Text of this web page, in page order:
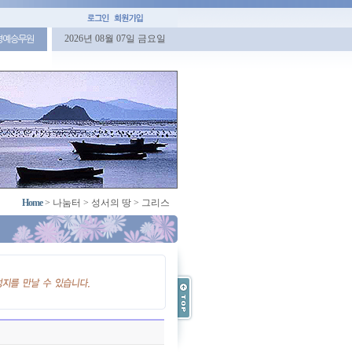
예승무원 2026년 08월 07일 금요일
Home> 나눔터 > 성서의 땅 > 그리스